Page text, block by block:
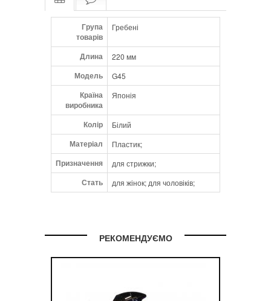
Група
товарів
Гребені
Длина 220 мм
Модель G45
Країна
виробника
Японія
Колір Білий
Матеріал Пластик;
Призначення для стрижки;
Стать для жінок; для чоловіків;
РЕКОМЕНДУЄМО